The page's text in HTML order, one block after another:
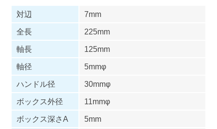
対辺
7mm
全長
225mm
軸長
125mm
軸径
5mmφ
ハンドル径
30mmφ
ボックス外径
11mmφ
ボックス深さA
5mm